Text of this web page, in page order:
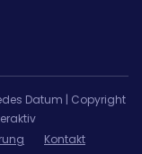
Datum | Copyright
Kontakt